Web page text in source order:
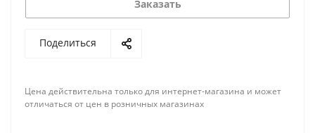
Заказать
Поделиться
Цена действительна только для интернет-магазина и может
отличаться от цен в розничных магазинах